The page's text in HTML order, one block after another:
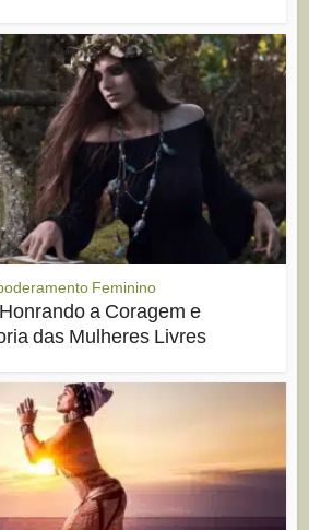
Feminino
a Coragem e
das Mulheres Livres